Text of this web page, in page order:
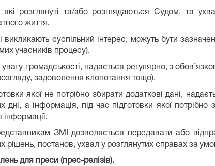
розглянуті та/або розглядаються Судом, та
життя.
суспільний інтерес, можуть бути
учасників процесу).
громадськості, надається регулярно, з
задоволення клопотання тощо).
якої не потрібно збирати додаткові дані,
а інформація, під час підготовки якої потрібно
ЗМІ дозволяється передавати або
рішень, постанов, ухвал у розглянутих справах за
для преси (прес-релізів).